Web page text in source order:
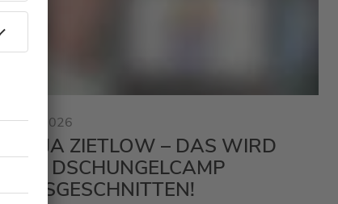
23.01.2026
SONJA ZIETLOW – DAS WIRD
BEIM DSCHUNGELCAMP
RAUSGESCHNITTEN!